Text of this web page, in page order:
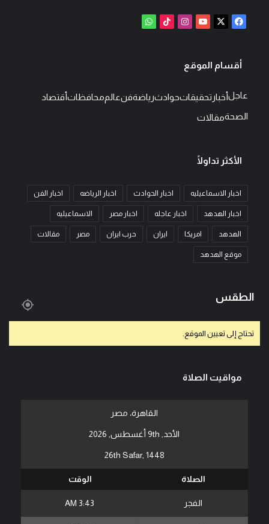
فيسبوك ‫YouTubeانستقرام‫TikTok
أقسام الموقع
عاجلأخبار تحقيقاتحوادثرياضةفنعالممحافظاتأقتصاد
الصحةمقالات
الأكثر تداولًا
اخبار الاسماعيليه اخبار الحوادث اخبار الرياضه اخبار الفن
اخبار الهدهد اخبار عاجله اخبار مصر الاسماعيليه
الهدهد امريكا ايران حرب ايران مصر مقالات
موقع الهدهد
الطقس
تحتاج إلى تعيين الموقع.
مواقيت الصلاة
القاهرة، مصر
الأحد, 9th أغسطس, 2026
26th Safar, 1448
الصلاة الوقت
الفجر 3:43 AM